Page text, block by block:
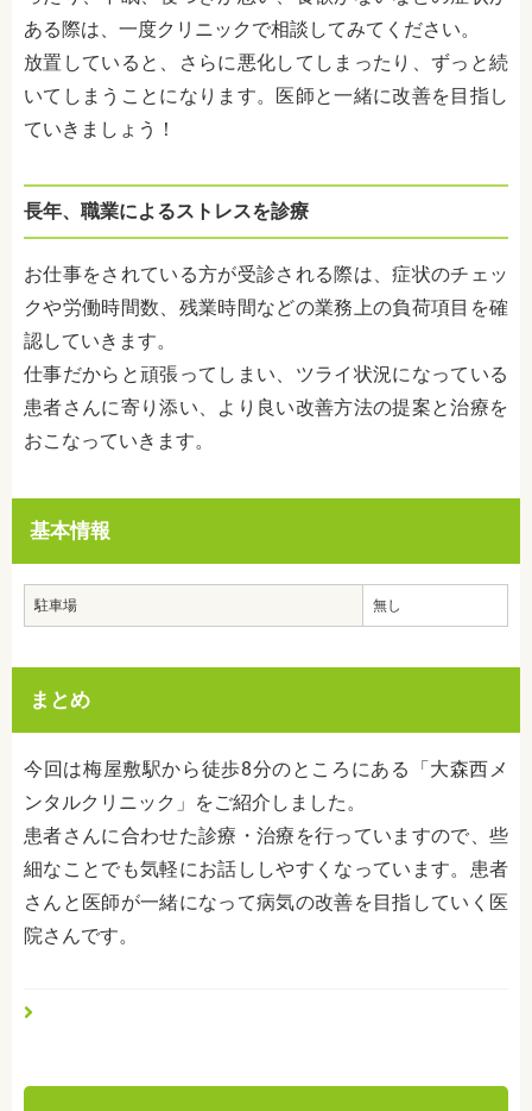
ある際は、一度クリニックで相談してみてください。
放置していると、さらに悪化してしまったり、ずっと続
いてしまうことになります。医師と一緒に改善を目指し
ていきましょう！
長年、職業によるストレスを診療
お仕事をされている方が受診される際は、症状のチェッ
クや労働時間数、残業時間などの業務上の負荷項目を確
認していきます。
仕事だからと頑張ってしまい、ツライ状況になっている
患者さんに寄り添い、より良い改善方法の提案と治療を
おこなっていきます。
基本情報
駐車場 無し
まとめ
今回は梅屋敷駅から徒歩8分のところにある「大森西メ
ンタルクリニック」をご紹介しました。
患者さんに合わせた診療・治療を行っていますので、些
細なことでも気軽にお話ししやすくなっています。患者
さんと医師が一緒になって病気の改善を目指していく医
院さんです。